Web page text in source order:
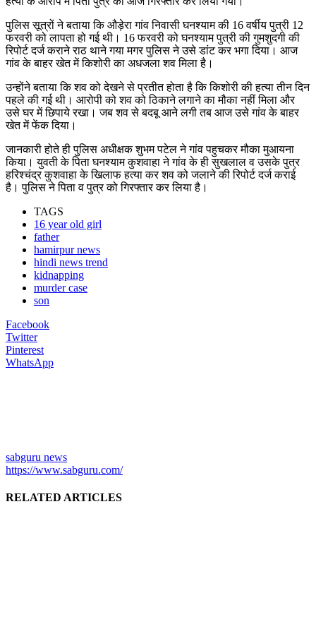
पुलिस सूत्रों ने बताया कि औड़ेरा गांव निवासी घनश्याम की 16 वर्षीय पुत्री 12
फरवरी को लापता हो गई थी। 16 फरवरी को घनश्याम पुत्री की गुमशुदगी की
रिपोर्ट दर्ज कराने राठ थाने गया मगर पुलिस ने उसे डांट कर भगा दिया। आज
गांव के बाहर खेत में किशोरी का अधजला शव मिला है।
उन्होंने बताया कि शव को देखने से प्रतीत होता है कि किशोरी की हत्या तीन दिन
पहले की गई थी। आरोपी को शव को ठिकाने लगाने का मौका नहीं मिला और
उसे घर में छिपाये रखा। जब शव से बदबू आने लगी तब आज उसे गांव के बाहर
खेत में फेंक दिया।
जानकारी होते ही पुलिस अधीक्षक शुभम पटेल ने गांव पहुचकर मौका मुआयना
किया। युवती के पिता घनश्याम कुशवाहा ने गांव के ही सुखलाल व उसके पुत्र
हरिश्चंद्र कुशवाहा के खिलाफ हत्या कर शव को जलाने की रिपोर्ट दर्ज कराई
है। पुलिस ने पिता व पुत्र को गिरफ्तार कर लिया है।
TAGS
16 year old girl
father
hamirpur news
hindi news trend
kidnapping
murder case
son
Facebook
Twitter
Pinterest
WhatsApp
sabguru news
https://www.sabguru.com/
RELATED ARTICLES